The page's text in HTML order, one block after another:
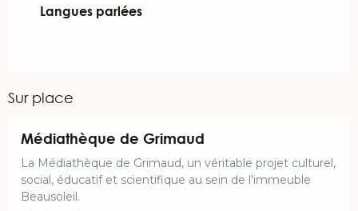
Langues parlées
Langues parlées
Sur place
Médiathèque de Grimaud
La Médiathèque de Grimaud, un véritable projet culturel,
social, éducatif et scientifique au sein de l'immeuble
Beausoleil.